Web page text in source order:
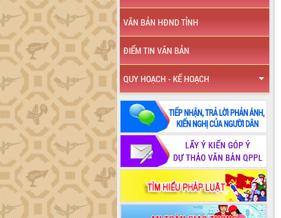
VĂN BẢN HĐND TỈNH
ĐIỂM TIN VĂN BẢN
QUY HOẠCH - KẾ HOẠCH